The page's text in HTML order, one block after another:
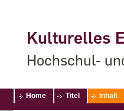
Kulturelles
Hochschul-
Home Titel Inhalt